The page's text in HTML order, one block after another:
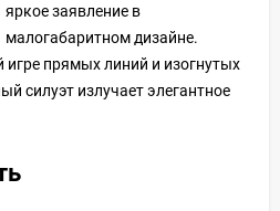
яркое заявление в
малогабаритном дизайне.
прямых линий и изогнутых
силуэт излучает элегантное